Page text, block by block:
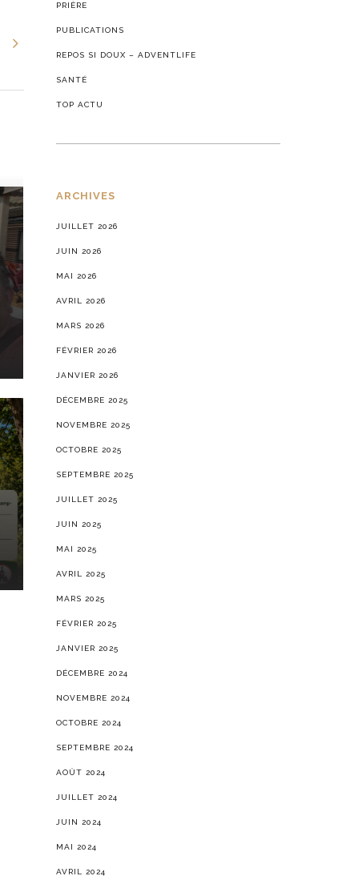
PRIÈRE
PUBLICATIONS
REPOS SI DOUX – ADVENTLIFE
SANTÉ
TOP ACTU
ARCHIVES
JUILLET 2026
JUIN 2026
MAI 2026
AVRIL 2026
MARS 2026
FÉVRIER 2026
JANVIER 2026
DÉCEMBRE 2025
NOVEMBRE 2025
OCTOBRE 2025
SEPTEMBRE 2025
JUILLET 2025
JUIN 2025
MAI 2025
AVRIL 2025
MARS 2025
FÉVRIER 2025
JANVIER 2025
DÉCEMBRE 2024
NOVEMBRE 2024
OCTOBRE 2024
SEPTEMBRE 2024
AOÛT 2024
JUILLET 2024
JUIN 2024
MAI 2024
AVRIL 2024